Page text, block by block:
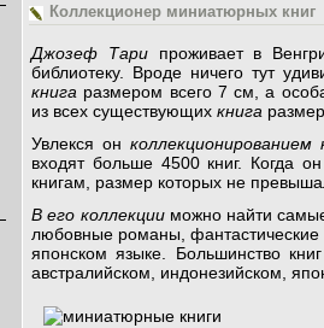
Коллекционер миниатюрных книг
Джозеф Тари проживает в
библиотеку. Вроде ничего тут
книга размером всего 7 см, а
из всех существующих книга
Увлекся он коллекционированием
входят больше 4500 книг. Когда
книгам, размер которых не
В его коллекцииможно найти
любовные романы, фантастические
японском языке. Большинство
австралийском, индонезийском,